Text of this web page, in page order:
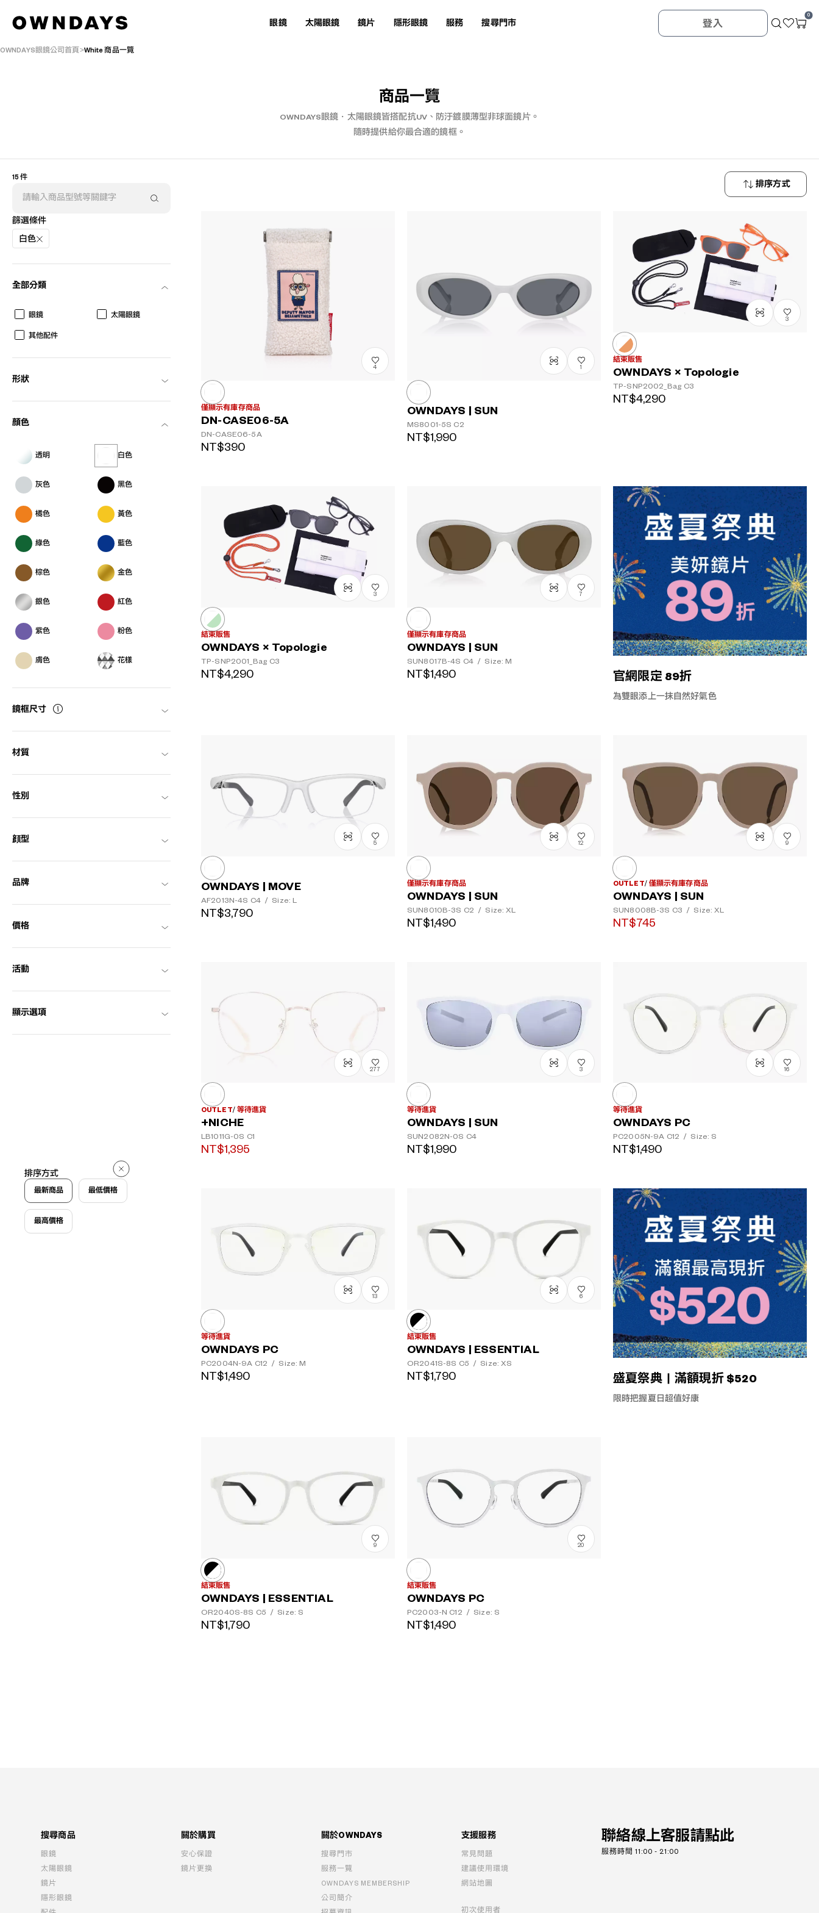
眼鏡 太陽眼鏡 鏡片 隱形眼鏡 服務 搜尋門市 登入
0
OWNDAYS眼鏡公司首頁 White 商品一覽
商品一覽
OWNDAYS眼鏡・太陽眼鏡皆搭配抗UV、防汙鍍膜薄型非球面鏡片。
隨時提供給你最合適的鏡框。
15 件
篩選條件
白色
全部分類
眼鏡 太陽眼鏡
其他配件
形狀
顏色
透明 白色
灰色 黑色
橘色 黃色
綠色 藍色
棕色 金色
銀色 紅色
紫色 粉色
膚色 花樣
鏡框尺寸
材質
性別
顔型
品牌
價格
活動
顯示選項
排序方式
最新商品 最低價格
最高價格
排序方式
最低價格
最高價格
盛夏祭典｜滿額現折 $520
限時把握夏日超值好康
官網限定 89折
為雙眼添上一抹自然好氣色
4
僅顯示有庫存商品
DN-CASE06-5A
DN-CASE06-5A
NT$390
1
OWNDAYS | SUN
MS8001-5S C2
NT$1,990
3
結束販售
OWNDAYS × Topologie
TP-SNP2002_Bag C3
NT$4,290
3
結束販售
OWNDAYS × Topologie
TP-SNP2001_Bag C3
NT$4,290
7
僅顯示有庫存商品
OWNDAYS | SUN
SUN8017B-4S C4 / Size: M
NT$1,490
5
OWNDAYS | MOVE
AF2013N-4S C4 / Size: L
NT$3,790
12
僅顯示有庫存商品
OWNDAYS | SUN
SUN8010B-3S C2 / Size: XL
NT$1,490
9
OUTLET 僅顯示有庫存商品
OWNDAYS | SUN
SUN8008B-3S C3 / Size: XL
NT$745
277
OUTLET 等待進貨
+NICHE
LB1011G-0S C1
NT$1,395
3
等待進貨
OWNDAYS | SUN
SUN2082N-0S C4
NT$1,990
16
等待進貨
OWNDAYS PC
PC2005N-9A C12 / Size: S
NT$1,490
13
等待進貨
OWNDAYS PC
PC2004N-9A C12 / Size: M
NT$1,490
6
結束販售
OWNDAYS | ESSENTIAL
OR2041S-8S C5 / Size: XS
NT$1,790
9
結束販售
OWNDAYS | ESSENTIAL
OR2040S-8S C5 / Size: S
NT$1,790
20
結束販售
OWNDAYS PC
PC2003-N C12 / Size: S
NT$1,490
搜尋商品
眼鏡
太陽眼鏡
鏡片
隱形眼鏡
關於購買
安心保證
鏡片更換
關於OWNDAYS
搜尋門市
服務一覽
OWNDAYS MEMBERSHIP
公司簡介
支援服務
常見問題
建議使用環境
網站地圖
初次使用者
聯絡線上客服請點此
服務時間 11:00 - 21:00